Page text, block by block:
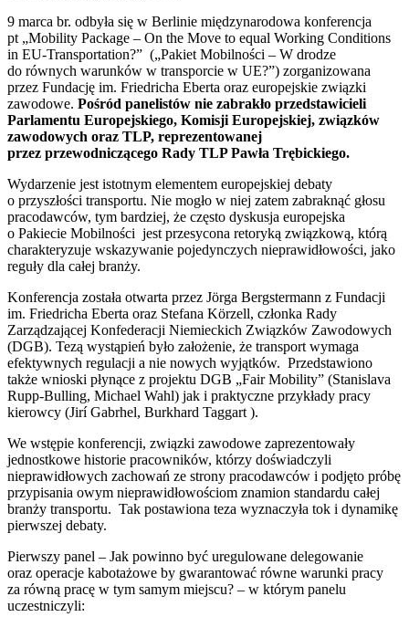
9 marca br. odbyła się w Berlinie międzynarodowa konferencja
pt „Mobility Package – On the Move to equal Working Conditions
in EU-Transportation?” („Pakiet Mobilności – W drodze
do równych warunków w transporcie w UE?”) zorganizowana
przez Fundację im. Friedricha Eberta oraz europejskie związki
zawodowe. Pośród panelistów nie zabrakło przedstawicieli
Parlamentu Europejskiego, Komisji Europejskiej, związków
zawodowych oraz TLP, reprezentowanej
przez przewodniczącego Rady TLP Pawła Trębickiego.
Wydarzenie jest istotnym elementem europejskiej debaty
o przyszłości transportu. Nie mogło w niej zatem zabraknąć głosu
pracodawców, tym bardziej, że często dyskusja europejska
o Pakiecie Mobilności jest przesycona retoryką związkową, którą
charakteryzuje wskazywanie pojedynczych nieprawidłowości, jako
reguły dla całej branży.
Konferencja została otwarta przez Jörga Bergstermann z Fundacji
im. Friedricha Eberta oraz Stefana Körzell, członka Rady
Zarządzającej Konfederacji Niemieckich Związków Zawodowych
(DGB). Tezą wystąpień było założenie, że transport wymaga
efektywnych regulacji a nie nowych wyjątków. Przedstawiono
także wnioski płynące z projektu DGB „Fair Mobility” (Stanislava
Rupp-Bulling, Michael Wahl) jak i praktyczne przykłady pracy
kierowcy (Jirí Gabrhel, Burkhard Taggart ).
We wstępie konferencji, związki zawodowe zaprezentowały
jednostkowe historie pracowników, którzy doświadczyli
nieprawidłowych zachowań ze strony pracodawców i podjęto próbę
przypisania owym nieprawidłowościom znamion standardu całej
branży transportu. Tak postawiona teza wyznaczyła tok i dynamikę
pierwszej debaty.
Pierwszy panel – Jak powinno być uregulowane delegowanie
oraz operacje kabotażowe by gwarantować równe warunki pracy
za równą pracę w tym samym miejscu? – w którym panelu
uczestniczyli: